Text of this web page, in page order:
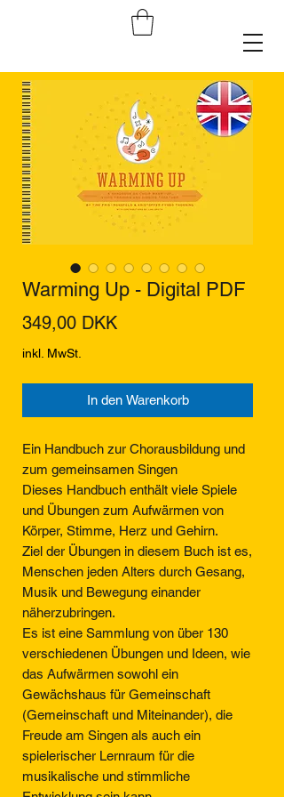
Warming Up - Digital PDF
349,00 DKKPreis
inkl. MwSt.
In den Warenkorb
Ein Handbuch zur Chorausbildung und
zum gemeinsamen Singen
Dieses Handbuch enthält viele Spiele
und Übungen zum Aufwärmen von
Körper, Stimme, Herz und Gehirn.
Ziel der Übungen in diesem Buch ist es,
Menschen jeden Alters durch Gesang,
Musik und Bewegung einander
näherzubringen.
Es ist eine Sammlung von über 130
verschiedenen Übungen und Ideen, wie
das Aufwärmen sowohl ein
Gewächshaus für Gemeinschaft
(Gemeinschaft und Miteinander), die
Freude am Singen als auch ein
spielerischer Lernraum für die
musikalische und stimmliche